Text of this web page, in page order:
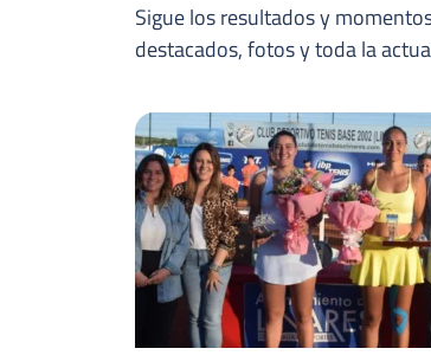
Sigue los resultados y
destacados, fotos y toda la